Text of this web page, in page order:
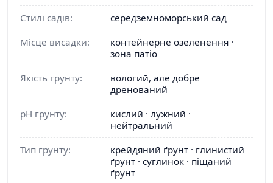
Стилі садів:
середземноморський сад
Місце висадки:
контейнерне озеленення ·
зона патіо
Якість грунту:
вологий, але добре
дренований
pH грунту:
кислий · лужний ·
нейтральний
Тип грунту:
крейдяний ґрунт · глинистий
ґрунт · суглинок · піщаний
ґрунт